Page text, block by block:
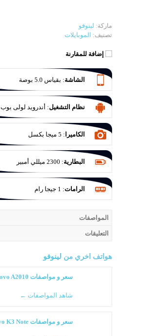
ماركة: لينوفو
تصنيف: الموبايلات
إضافة للمقارنة
الشاشة: بقياس 5.0 بوصة
نظام التشغيل: أندرويد لولى بوب v5.1.1
الكاميرا : 5 ميجا بكسل
البطارية: 2300 ميللي أمبير
الرامات: 1 جيجا رام
المواصفات
التعليقات
هواتف اخري من لينوفو
سعر و مواصفات Lenovo A2010
شاهد المواصفات ←
سعر و مواصفات Lenovo K3 Note